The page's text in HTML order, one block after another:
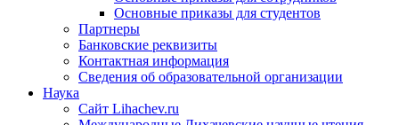
Основные приказы для студентов
Партнеры
Банковские реквизиты
Контактная информация
Сведения об образовательной организации
Наука
Сайт Lihachev.ru